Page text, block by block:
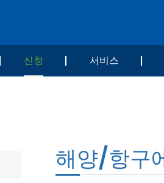
신청 서비스
해양/항구